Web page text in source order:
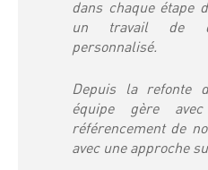
dans chaque étape
un travail de
personnalisé.
Depuis la refonte
équipe gère
référencement de
avec une approche